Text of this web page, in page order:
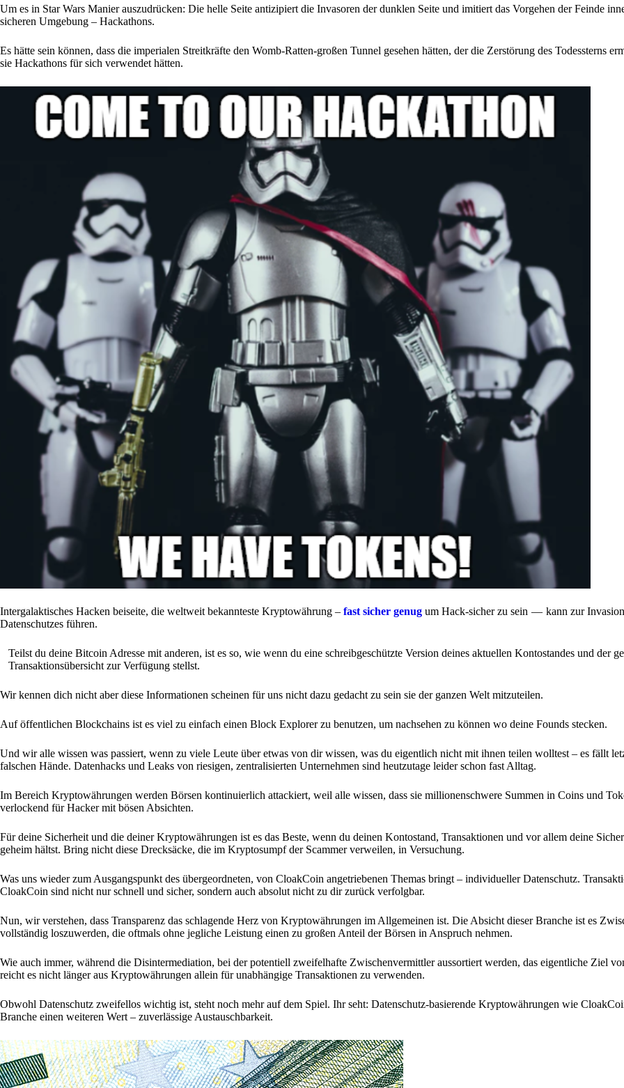
Um es in Star Wars Manier auszudrücken: Die helle Seite antizipiert die Invasoren der dunklen Seite und imitiert das Vorgehen der Feinde
sicheren Umgebung – Hackathons.
Es hätte sein können, dass die imperialen Streitkräfte den Womb-Ratten-großen Tunnel gesehen hätten, der die Zerstörung des Todessterns
sie Hackathons für sich verwendet hätten.
Intergalaktisches Hacken beiseite, die weltweit bekannteste Kryptowährung – fast sicher genug um Hack-sicher zu sein — kann zur
Datenschutzes führen.
Teilst du deine Bitcoin Adresse mit anderen, ist es so, wie wenn du eine schreibgeschützte Version deines aktuellen Kontostandes und der
Transaktionsübersicht zur Verfügung stellst.
Wir kennen dich nicht aber diese Informationen scheinen für uns nicht dazu gedacht zu sein sie der ganzen Welt mitzuteilen.
Auf öffentlichen Blockchains ist es viel zu einfach einen Block Explorer zu benutzen, um nachsehen zu können wo deine Founds stecken.
Und wir alle wissen was passiert, wenn zu viele Leute über etwas von dir wissen, was du eigentlich nicht mit ihnen teilen wolltest – es fällt
falschen Hände. Datenhacks und Leaks von riesigen, zentralisierten Unternehmen sind heutzutage leider schon fast Alltag.
Im Bereich Kryptowährungen werden Börsen kontinuierlich attackiert, weil alle wissen, dass sie millionenschwere Summen in Coins und
verlockend für Hacker mit bösen Absichten.
Für deine Sicherheit und die deiner Kryptowährungen ist es das Beste, wenn du deinen Kontostand, Transaktionen und vor allem deine
geheim hältst. Bring nicht diese Drecksäcke, die im Kryptosumpf der Scammer verweilen, in Versuchung.
Was uns wieder zum Ausgangspunkt des übergeordneten, von CloakCoin angetriebenen Themas bringt – individueller Datenschutz.
CloakCoin sind nicht nur schnell und sicher, sondern auch absolut nicht zu dir zurück verfolgbar.
Nun, wir verstehen, dass Transparenz das schlagende Herz von Kryptowährungen im Allgemeinen ist. Die Absicht dieser Branche ist es
vollständig loszuwerden, die oftmals ohne jegliche Leistung einen zu großen Anteil der Börsen in Anspruch nehmen.
Wie auch immer, während die Disintermediation, bei der potentiell zweifelhafte Zwischenvermittler aussortiert werden, das eigentliche Ziel
reicht es nicht länger aus Kryptowährungen allein für unabhängige Transaktionen zu verwenden.
Obwohl Datenschutz zweifellos wichtig ist, steht noch mehr auf dem Spiel. Ihr seht: Datenschutz-basierende Kryptowährungen wie
Branche einen weiteren Wert – zuverlässige Austauschbarkeit.